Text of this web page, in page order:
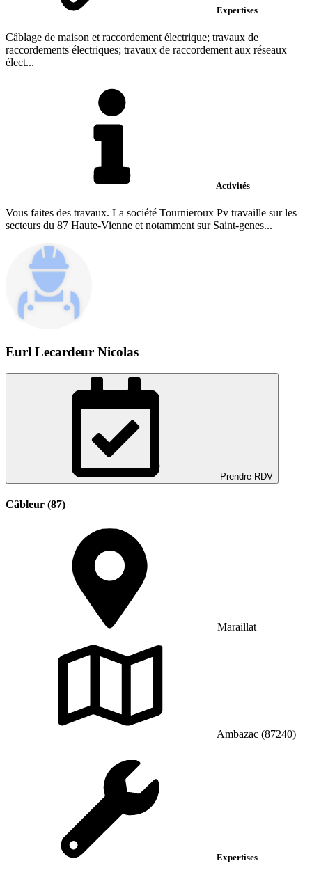
Expertises
Câblage de maison et raccordement électrique; travaux de
raccordements électriques; travaux de raccordement aux réseaux
élect...
Activités
Vous faites des travaux. La société Tournieroux Pv travaille sur les
secteurs du 87 Haute-Vienne et notamment sur Saint-genes...
Eurl Lecardeur Nicolas
Prendre RDV
Câbleur (87)
Maraillat
Ambazac (87240)
Expertises